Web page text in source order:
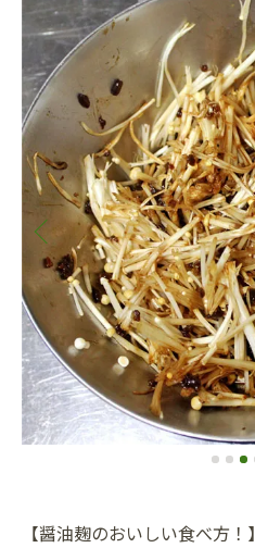
【醤油麹のおいしい食べ方！】